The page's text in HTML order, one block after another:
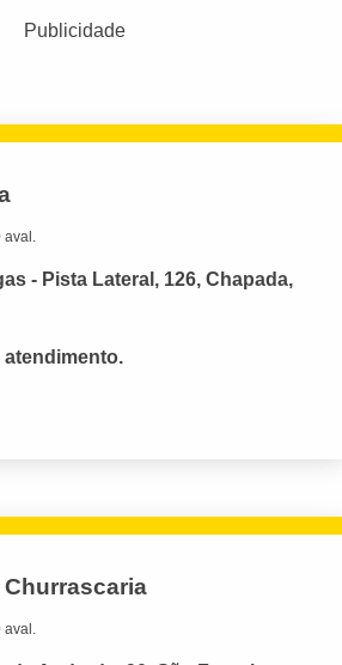
Publicidade
aval.
- Pista Lateral, 126, Chapada,
aval.